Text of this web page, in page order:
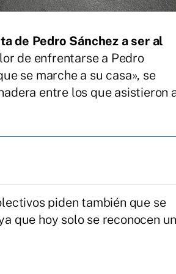
de Pedro Sánchez a ser al
de enfrentarse a Pedro
se marche a su casa», se
entre los que asistieron
piden también que se
que hoy solo se reconocen